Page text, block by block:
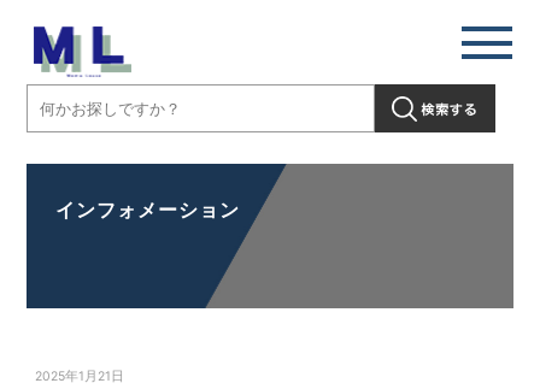
インフォメーション
2025年1月21日